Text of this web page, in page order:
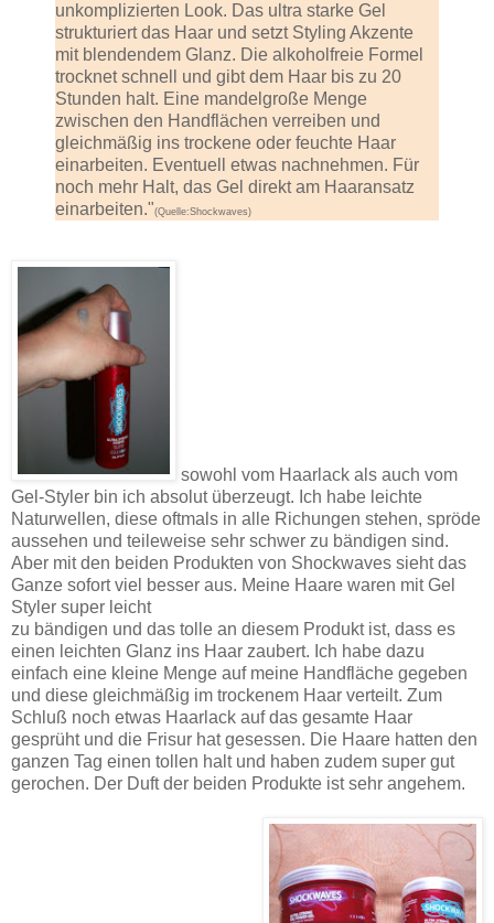
unkomplizierten Look. Das ultra starke Gel
strukturiert das Haar und setzt Styling Akzente
mit blendendem Glanz. Die alkoholfreie Formel
trocknet schnell und gibt dem Haar bis zu 20
Stunden halt. Eine mandelgroße Menge
zwischen den Handflächen verreiben und
gleichmäßig ins trockene oder feuchte Haar
einarbeiten. Eventuell etwas nachnehmen. Für
noch mehr Halt, das Gel direkt am Haaransatz
einarbeiten."(Quelle:Shockwaves)
sowohl vom Haarlack als auch vom
Gel-Styler bin ich absolut überzeugt. Ich habe leichte
Naturwellen, diese oftmals in alle Richungen stehen, spröde
aussehen und teileweise sehr schwer zu bändigen sind.
Aber mit den beiden Produkten von Shockwaves sieht das
Ganze sofort viel besser aus. Meine Haare waren mit Gel
Styler super leicht
zu bändigen und das tolle an diesem Produkt ist, dass es
einen leichten Glanz ins Haar zaubert. Ich habe dazu
einfach eine kleine Menge auf meine Handfläche gegeben
und diese gleichmäßig im trockenem Haar verteilt. Zum
Schluß noch etwas Haarlack auf das gesamte Haar
gesprüht und die Frisur hat gesessen. Die Haare hatten den
ganzen Tag einen tollen halt und haben zudem super gut
gerochen. Der Duft der beiden Produkte ist sehr angehem.